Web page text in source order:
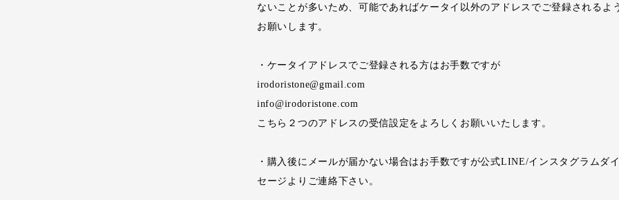
ないことが多いため、可能であればケータイ以外のアドレスでご登録されるよ
お願いします。
・ケータイアドレスでご登録される方はお手数ですが
irodoristone@gmail.com
info@irodoristone.com
こちら２つのアドレスの受信設定をよろしくお願いいたします。
・購入後にメールが届かない場合はお手数ですが公式LINE/インスタグラムダ
セージよりご連絡下さい。